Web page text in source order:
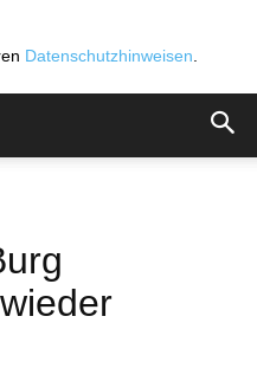
Datenschutzhinweisen